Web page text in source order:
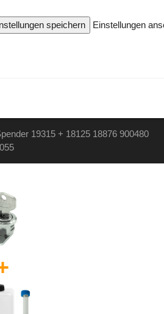
speichern Einstellungen
19315 + 18125 18876 900480